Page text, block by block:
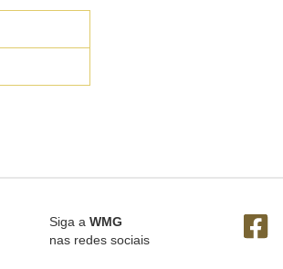
Siga a WMG
nas redes sociais